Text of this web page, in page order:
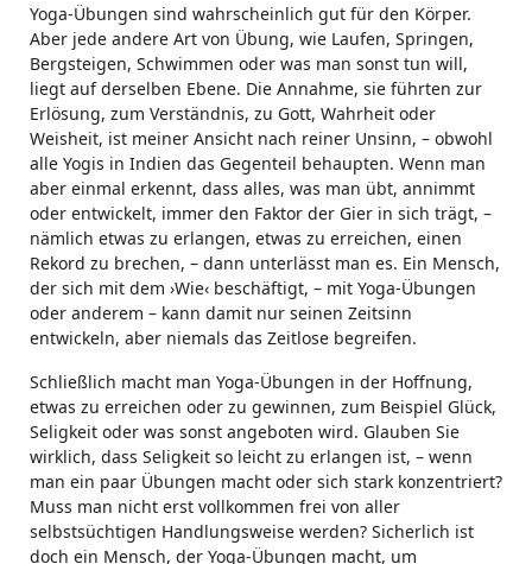
Yoga-Übungen sind wahrscheinlich gut für den Körper.
Aber jede andere Art von Übung, wie Laufen, Springen,
Bergsteigen, Schwimmen oder was man sonst tun will,
liegt auf derselben Ebene. Die Annahme, sie führten zur
Erlösung, zum Verständnis, zu Gott, Wahrheit oder
Weisheit, ist meiner Ansicht nach reiner Unsinn, – obwohl
alle Yogis in Indien das Gegenteil behaupten. Wenn man
aber einmal erkennt, dass alles, was man übt, annimmt
oder entwickelt, immer den Faktor der Gier in sich trägt, –
nämlich etwas zu erlangen, etwas zu erreichen, einen
Rekord zu brechen, – dann unterlässt man es. Ein Mensch,
der sich mit dem ›Wie‹ beschäftigt, – mit Yoga-Übungen
oder anderem – kann damit nur seinen Zeitsinn
entwickeln, aber niemals das Zeitlose begreifen.
Schließlich macht man Yoga-Übungen in der Hoffnung,
etwas zu erreichen oder zu gewinnen, zum Beispiel Glück,
Seligkeit oder was sonst angeboten wird. Glauben Sie
wirklich, dass Seligkeit so leicht zu erlangen ist, – wenn
man ein paar Übungen macht oder sich stark konzentriert?
Muss man nicht erst vollkommen frei von aller
selbstsüchtigen Handlungsweise werden? Sicherlich ist
doch ein Mensch, der Yoga-Übungen macht, um